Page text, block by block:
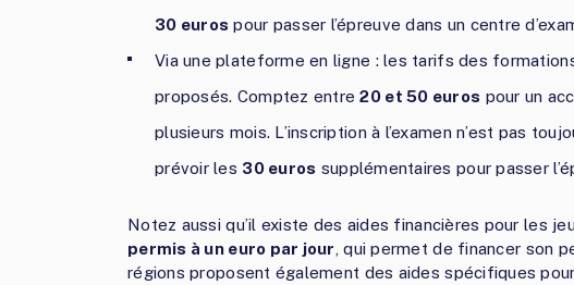
30 euros pour passer l’épreuve dans un centre
Via une plateforme en ligne : les tarifs des
proposés. Comptez entre20 et 50 euros pour un
plusieurs mois. L’inscription à l’examen n’est pas
prévoir les 30 euros supplémentaires pour passer
Notez aussi qu’il existe des aides financières pour les
permis à un euro par jour, qui permet de financer son
régions proposent également des aides spécifiques